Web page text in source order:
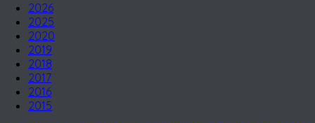
2026
2025
2020
2019
2018
2017
2016
2015